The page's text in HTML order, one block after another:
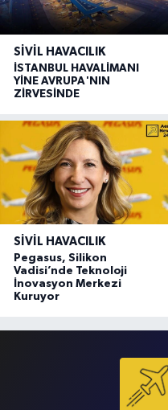
SIVIL HAVACILIK
İSTANBUL HAVALİMANI
YİNE AVRUPA'NIN
ZİRVESİNDE
SIVIL HAVACILIK
Pegasus, Silikon
Vadisi’nde Teknoloji
İnovasyon Merkezi
Kuruyor